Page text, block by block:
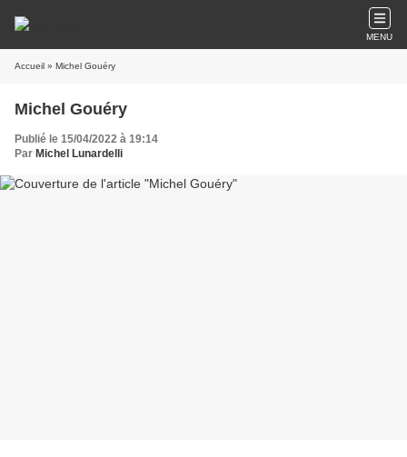
MENU
Accueil » Michel Gouéry
Michel Gouéry
Publié le 15/04/2022 à 19:14
Par Michel Lunardelli